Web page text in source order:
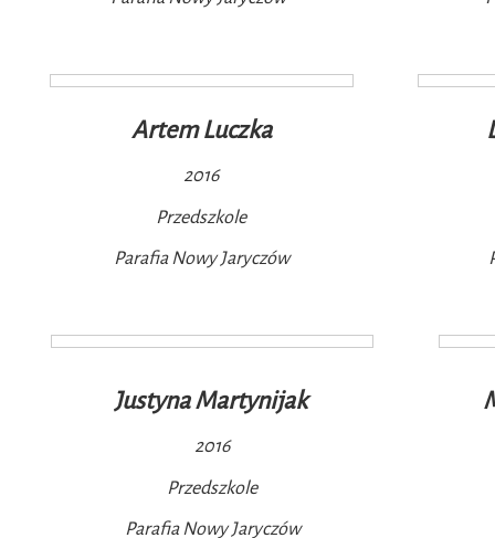
Artem Luczka
2016
Przedszkole
Parafia Nowy Jaryczów
Justyna Martynijak
2016
Przedszkole
Parafia Nowy Jaryczów